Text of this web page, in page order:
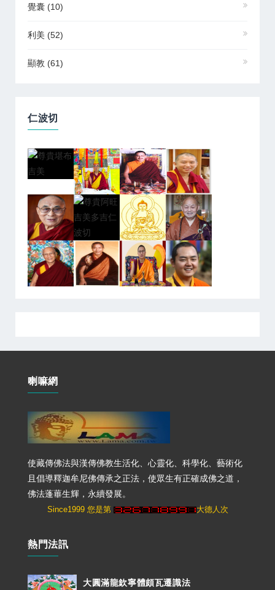
覺囊 (10)
利美 (52)
顯教 (61)
仁波切
喇嘛網
使藏傳佛法與漢傳佛教生活化、心靈化、科學化、藝術化
且倡導釋迦牟尼佛傳承之正法，使眾生有正確成佛之道，
佛法蓬蓽生輝，永續發展。
Since1999 您是第 大德人次
熱門法訊
大圓滿龍欽寧體頗瓦遷識法